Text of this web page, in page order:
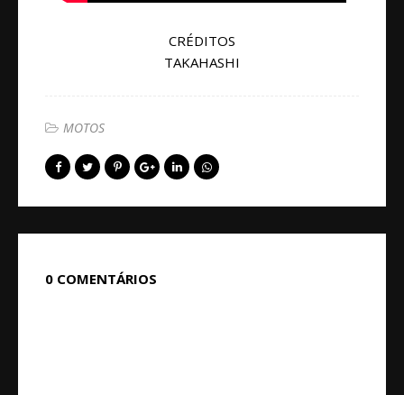
CRÉDITOS
TAKAHASHI
MOTOS
0 COMENTÁRIOS